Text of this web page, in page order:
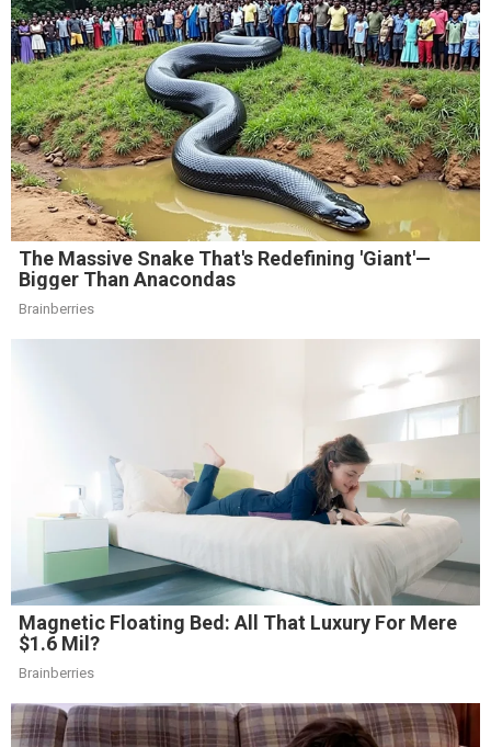
The Massive Snake That's Redefining 'Giant'—
Bigger Than Anacondas
Brainberries
Magnetic Floating Bed: All That Luxury For Mere
$1.6 Mil?
Brainberries